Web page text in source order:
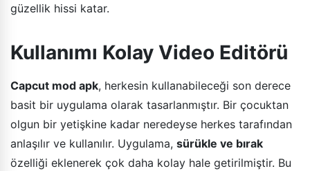
güzellik hissi katar.
Kullanımı Kolay Video Editörü
Capcut mod apk, herkesin kullanabileceği son derece
basit bir uygulama olarak tasarlanmıştır. Bir çocuktan
olgun bir yetişkine kadar neredeyse herkes tarafından
anlaşılır ve kullanılır. Uygulama, sürükle ve bırak
özelliği eklenerek çok daha kolay hale getirilmiştir. Bu